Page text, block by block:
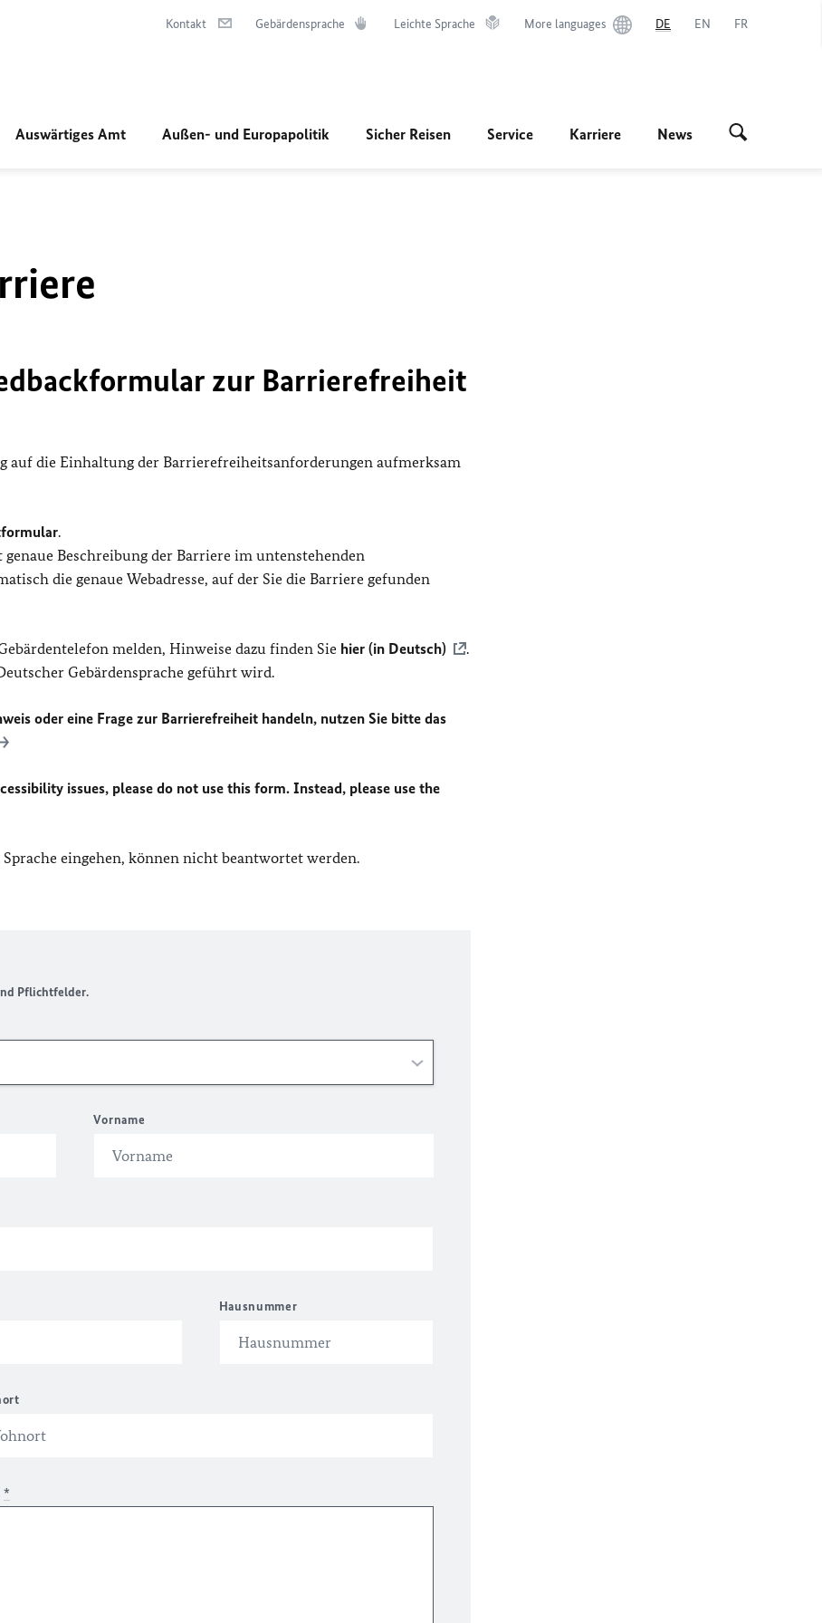
Kontakt Gebärdensprache Leichte Sprache More languages DE EN FR
Auswärtiges Amt Außen- und Europapolitik Sicher Reisen Service Karriere News
zur Barrierefreiheit
auf die Einhaltung der Barrierefreiheitsanforderungen aufmerksam
.
Beschreibung der Barriere im untenstehenden
die genaue Webadresse, auf der Sie die Barriere gefunden
melden, Hinweise dazu finden Sie hier (in Deutsch)
.
Gebärdensprache geführt wird.
oder eine Frage zur Barrierefreiheit handeln, nutzen Sie bitte das
issues, please do not use this form. Instead, please use the
eingehen, können nicht beantwortet werden.
Pflichtfelder.
Vorname
Hausnummer
*